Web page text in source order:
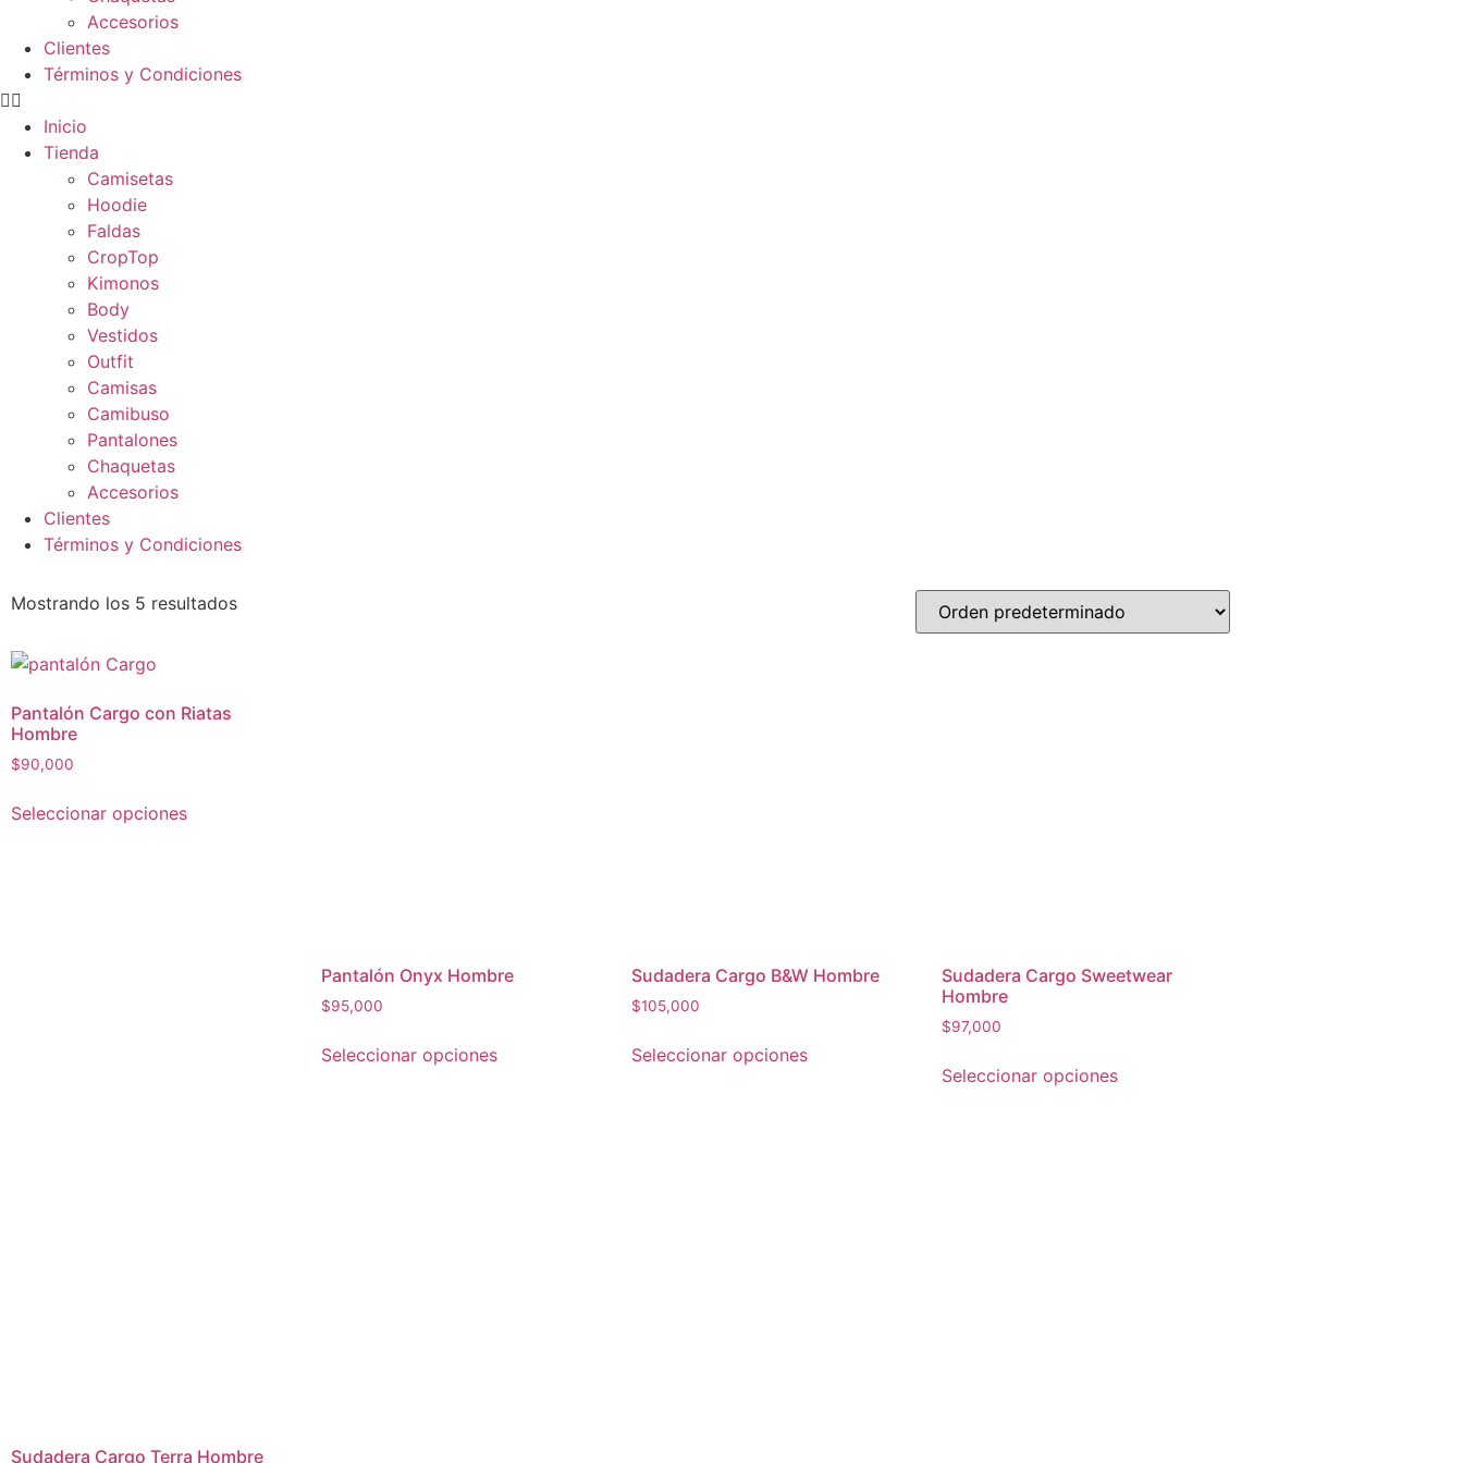
Accesorios
Clientes
Términos y Condiciones
Inicio
Tienda
Camisetas
Hoodie
Faldas
CropTop
Kimonos
Body
Vestidos
Outfit
Camisas
Camibuso
Pantalones
Chaquetas
Accesorios
Clientes
Términos y Condiciones
Mostrando los 5 resultados
Pantalón Cargo con Riatas
Hombre
$90,000
Seleccionar opciones
Pantalón Onyx Hombre
$95,000
Seleccionar opciones
Sudadera Cargo B&W Hombre
$105,000
Seleccionar opciones
Sudadera Cargo Sweetwear
Hombre
$97,000
Seleccionar opciones
Sudadera Cargo Terra Hombre